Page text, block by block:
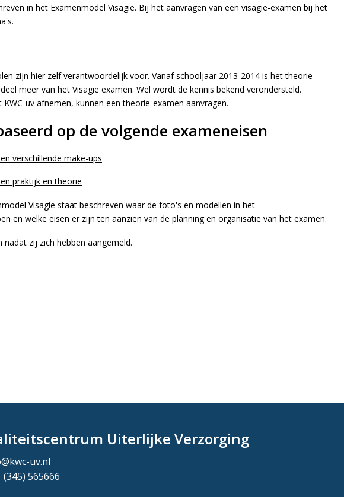
in het Examenmodel Visagie. Bij het aanvragen van een visagie-examen bij het
zijn hier zelf verantwoordelijk voor. Vanaf schooljaar 2013-2014 is het theorie-
meer van het Visagie examen. Wel wordt de kennis bekend verondersteld.
uv afnemen, kunnen een theorie-examen aanvragen.
op de volgende exameneisen
verschillende make-ups
praktijk en theorie
Visagie staat beschreven waar de foto's en modellen in het
en welke eisen er zijn ten aanzien van de planning en organisatie van het examen.
zij zich hebben aangemeld.
Uiterlijke Verzorging
uv.nl
(345) 565666